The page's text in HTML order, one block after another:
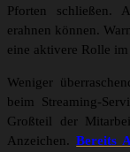
Pforten schließen.
erahnen können.
eine aktivere Rolle
Weniger
beim Streaming-
Großteil der
Anzeichen.Bereits